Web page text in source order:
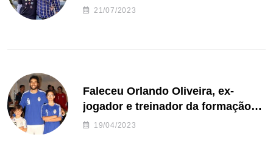
de Freguesia S. João de Ver
21/07/2023
Faleceu Orlando Oliveira, ex-
jogador e treinador da formação
de andebol do Feirense
19/04/2023